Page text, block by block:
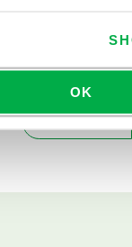
OK
联系我们